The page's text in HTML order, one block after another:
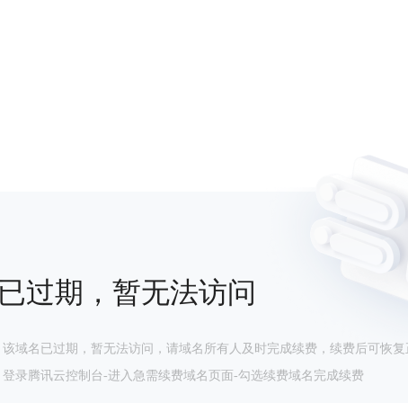
过期，暂无法访问
域名已过期，暂无法访问，请域名所有人及时完成续费，续费后可恢复
录腾讯云控制台-进入急需续费域名页面-勾选续费域名完成续费